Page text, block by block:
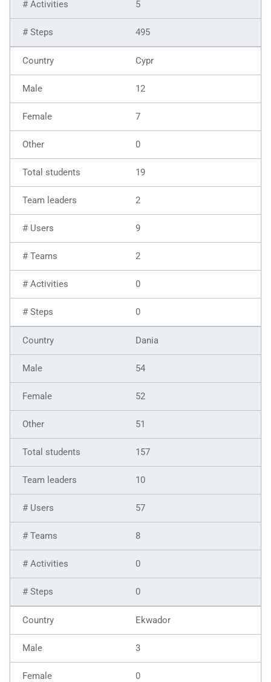
5
495
Cypr
12
7
0
19
2
9
2
0
0
Dania
54
52
51
157
10
57
8
0
0
Ekwador
3
0